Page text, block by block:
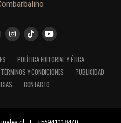
POLÍTICA EDITORIAL Y ÉTICA
TÉRMINOS Y CONDICIONES
PUBLICIDAD
CONTACTO